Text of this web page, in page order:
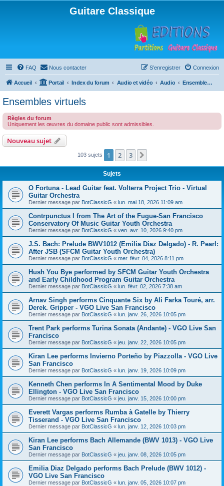
Guitare Classique
FAQ Nous contacter Connexion
S’enregistrer
Accueil Portail Index du forum Audio et vidéo Audio Ensembles virtuels
Ensembles virtuels
Règles du forum
Uniquement les œuvres du domaine public sont admissibles.
Nouveau sujet
103 sujets 1 2 3
Sujets
O Fortuna - Lead Guitar feat. Volterra Project Trio - Virtual
Guitar Orchestra
Dernier message par BotClassicG « lun. mai 18, 2026 11:09 am
Contrpunctus I from The Art of the Fugue-San Francisco
Conservatory Of Music Guitar Youth Orchestra
Dernier message par BotClassicG « ven. avr. 10, 2026 9:40 pm
J.S. Bach: Prelude BWV1012 (Emilia Diaz Delgado) - R. Pearl:
After JSB (SFCM Guitar Youth Orchestra)
Dernier message par BotClassicG « mer. févr. 04, 2026 8:11 pm
Hush You Bye performed by SFCM Guitar Youth Orchestra
and Early Childhood Program Guitar Orchestra
Dernier message par BotClassicG « lun. févr. 02, 2026 7:38 am
Arnav Singh performs Cinquante Six by Ali Farka Touré, arr.
Derek. Gripper - VGO Live San Francisco
Dernier message par BotClassicG « lun. janv. 26, 2026 10:05 pm
Trent Park performs Turina Sonata (Andante) - VGO Live San
Francisco
Dernier message par BotClassicG « jeu. janv. 22, 2026 10:05 pm
Kiran Lee performs Invierno Porteño by Piazzolla - VGO Live
San Francisco
Dernier message par BotClassicG « lun. janv. 19, 2026 10:09 pm
Kenneth Chen performs In A Sentimental Mood by Duke
Ellington - VGO Live San Francisco
Dernier message par BotClassicG « jeu. janv. 15, 2026 10:00 pm
Everett Vargas performs Rumba à Gatelle by Thierry
Tisserand - VGO Live San Francisco
Dernier message par BotClassicG « lun. janv. 12, 2026 10:03 pm
Kiran Lee performs Bach Allemande (BWV 1013) - VGO Live
San Francisco
Dernier message par BotClassicG « jeu. janv. 08, 2026 10:05 pm
Emilia Diaz Delgado performs Bach Prelude (BWV 1012) -
VGO Live San Francisco
Dernier message par BotClassicG « lun. janv. 05, 2026 10:07 pm